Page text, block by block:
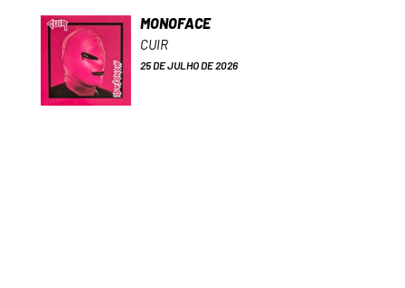
MONOFACE
CUIR
25 DE JULHO DE 2026